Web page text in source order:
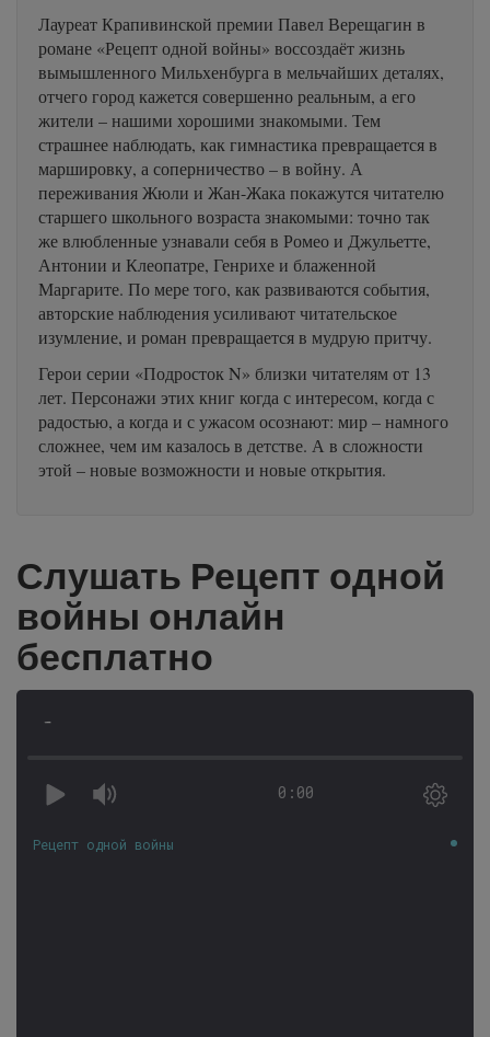
Лауреат Крапивинской премии Павел Верещагин в
романе «Рецепт одной войны» воссоздаёт жизнь
вымышленного Мильхенбурга в мельчайших деталях,
отчего город кажется совершенно реальным, а его
жители – нашими хорошими знакомыми. Тем
страшнее наблюдать, как гимнастика превращается в
маршировку, а соперничество – в войну. А
переживания Жюли и Жан-Жака покажутся читателю
старшего школьного возраста знакомыми: точно так
же влюбленные узнавали себя в Ромео и Джульетте,
Антонии и Клеопатре, Генрихе и блаженной
Маргарите. По мере того, как развиваются события,
авторские наблюдения усиливают читательское
изумление, и роман превращается в мудрую притчу.
Герои серии «Подросток N» близки читателям от 13
лет. Персонажи этих книг когда с интересом, когда с
радостью, а когда и с ужасом осознают: мир – намного
сложнее, чем им казалось в детстве. А в сложности
этой – новые возможности и новые открытия.
Слушать Рецепт одной
войны онлайн
бесплатно
-
0:00
Рецепт одной войны